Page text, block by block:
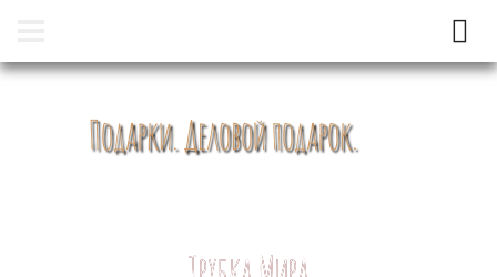
Подарки. Деловой подарок.